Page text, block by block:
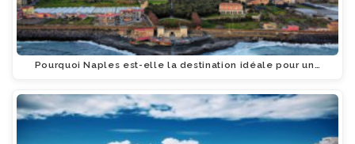
Pourquoi Naples est-elle la destination idéale pour un…